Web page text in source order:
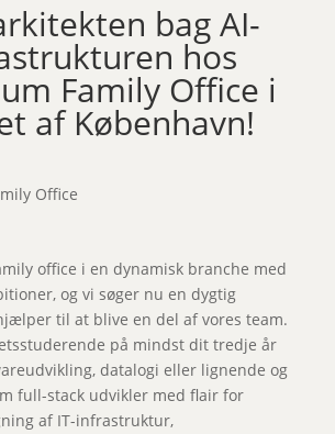
bag AI-
hos
Family Office i
af København!
office i en dynamisk branche med
og vi søger nu en dygtig
til at blive en del af vores team.
på mindst dit tredje år
datalogi eller lignende og
full-stack udvikler med flair for
af IT-infrastruktur,